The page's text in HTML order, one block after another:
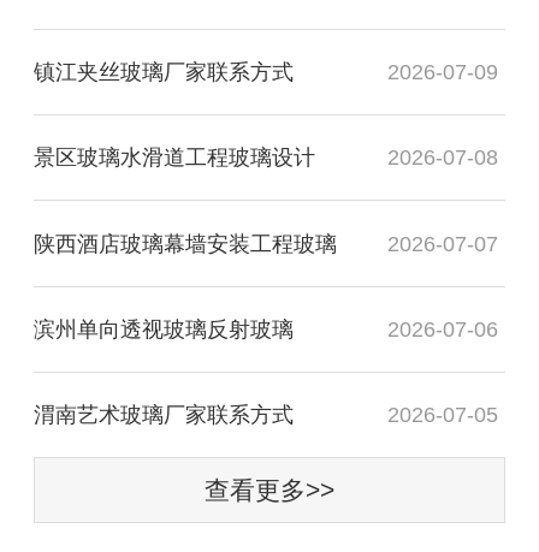
镇江夹丝玻璃厂家联系方式 2026-07-09
景区玻璃水滑道工程玻璃设计 2026-07-08
陕西酒店玻璃幕墙安装工程玻璃 2026-07-07
滨州单向透视玻璃反射玻璃 2026-07-06
渭南艺术玻璃厂家联系方式 2026-07-05
查看更多>>